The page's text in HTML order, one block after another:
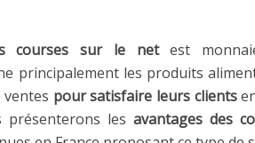
courses sur le netest
principalement les produits
ventes pour satisfaire leurs clients
présenterons les avantages des